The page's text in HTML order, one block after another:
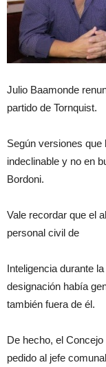
Julio Baamonde
partido de Tornquist.
Según versiones
indeclinable y no en
Bordoni.
Vale recordar que el
personal civil de
Inteligencia durante
designación había
también fuera de él.
De hecho, el
pedido al jefe